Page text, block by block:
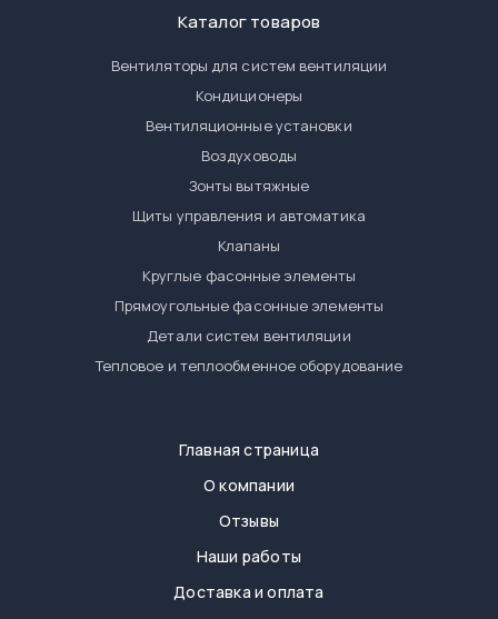
Каталог товаров
Вентиляторы для систем вентиляции
Кондиционеры
Вентиляционные установки
Воздуховоды
Зонты вытяжные
Щиты управления и автоматика
Клапаны
Круглые фасонные элементы
Прямоугольные фасонные элементы
Детали систем вентиляции
Тепловое и теплообменное оборудование
Главная страница
О компании
Отзывы
Наши работы
Доставка и оплата